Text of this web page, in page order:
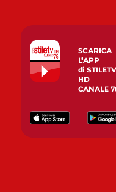
SCARICA
L’APP
di STILETV
HD
CANALE